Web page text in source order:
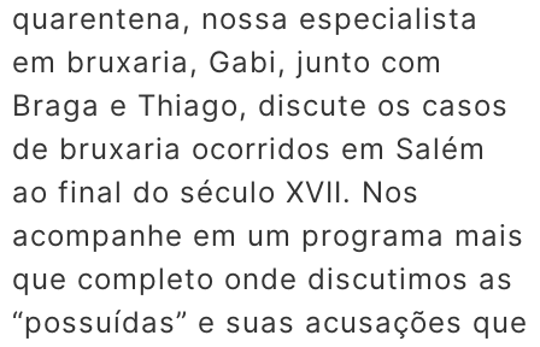
quarentena, nossa especialista
em bruxaria, Gabi, junto com
Braga e Thiago, discute os casos
de bruxaria ocorridos em Salém
ao final do século XVII. Nos
acompanhe em um programa mais
que completo onde discutimos as
“possuídas” e suas acusações que